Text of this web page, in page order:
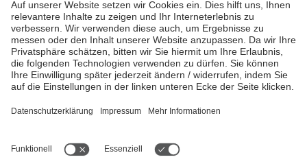
Mehr zur Eigenmarke
Schnell und einfach finden
LINDA Apotheken
aufgeführten Coupon-Artikel gibt es nur bei LINDA Apotheken.
Hier geht´s lang!
LINDA Jobfinder| Datenschutz